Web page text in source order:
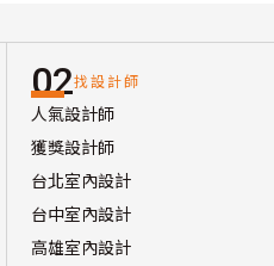
02找設計師
人氣設計師
獲獎設計師
台北室內設計
台中室內設計
高雄室內設計